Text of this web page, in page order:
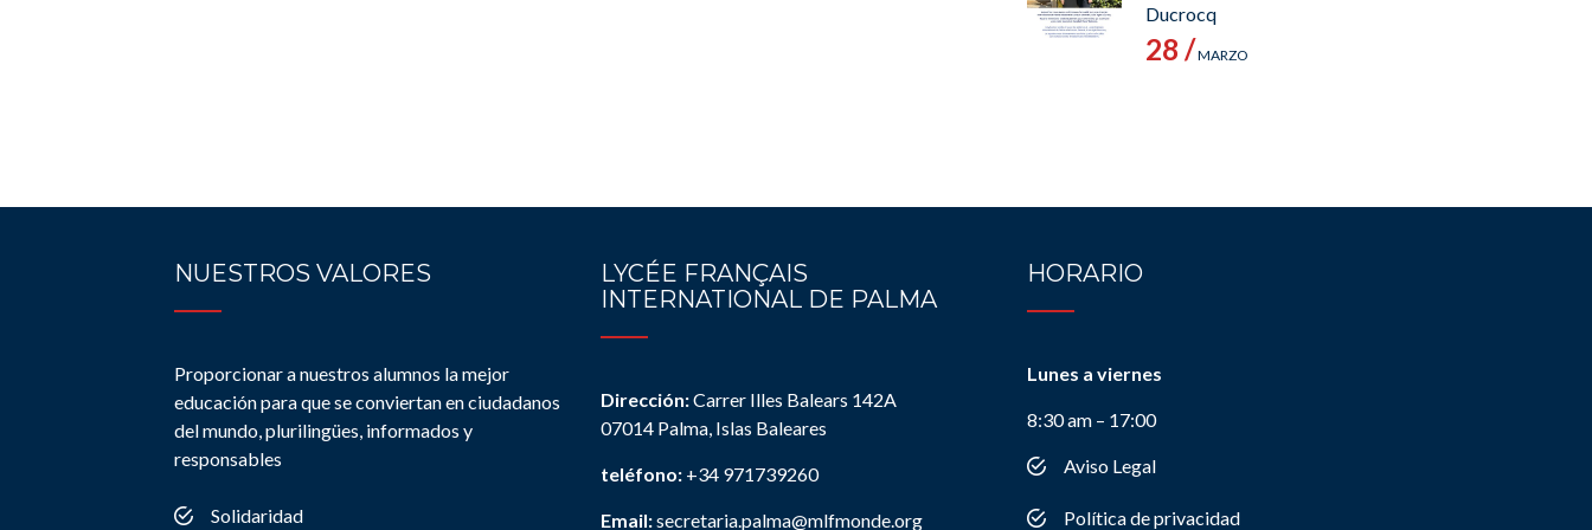
Ducrocq
28 /MARZO
NUESTROS VALORES
Proporcionar a nuestros alumnos la mejor
educación para que se conviertan en ciudadanos
del mundo, plurilingües, informados y
responsables
Solidaridad
LYCÉE FRANÇAIS
INTERNATIONAL DE PALMA
Dirección:Carrer Illes Balears 142A
07014 Palma, Islas Baleares
teléfono: +34 971739260
Email:secretaria.palma@mlfmonde.org
HORARIO
Lunes a viernes
8:30 am – 17:00
Aviso Legal
Política de privacidad